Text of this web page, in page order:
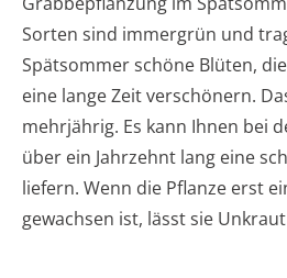
Sorten sind immergrün und
Spätsommer schöne Blüten,
eine lange Zeit verschönern.
mehrjährig. Es kann Ihnen bei
über ein Jahrzehnt lang eine
liefern. Wenn die Pflanze erst
gewachsen ist, lässt sie